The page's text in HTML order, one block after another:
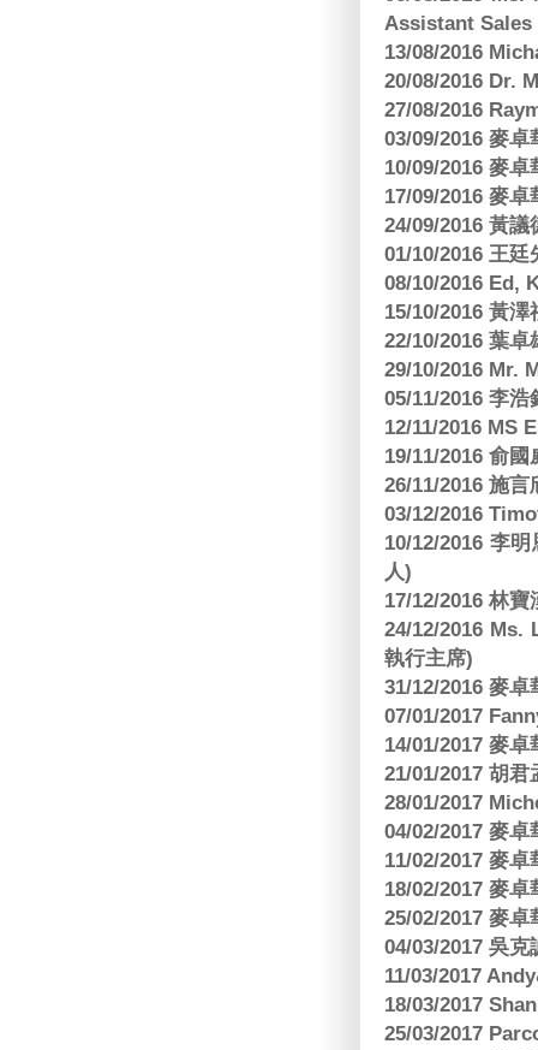
Assistant Sales
13/08/2016
20/08/2016 Dr.
27/08/2016
03/09/2016 麥
10/09/2016 麥
17/09/2016 麥
24/09/2016 黃
01/10/2016 王
08/10/2016 Ed,
15/10/2016 黃
22/10/2016 葉
29/10/2016 Mr.
05/11/2016 李
12/11/2016 MS
19/11/2016 俞
26/11/2016 施
03/12/2016
10/12/2016 李
人)
17/12/2016 林
24/12/2016
執行主席)
31/12/2016 麥
07/01/2017
14/01/2017 麥
21/01/2017 胡
28/01/2017
04/02/2017 麥
11/02/2017 麥
18/02/2017 麥
25/02/2017 麥
04/03/2017 吳
11/03/2017
18/03/2017
25/03/2017